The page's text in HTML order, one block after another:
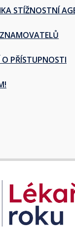
STÍŽNOSTNÍ
PŘÍSTUPNOSTI